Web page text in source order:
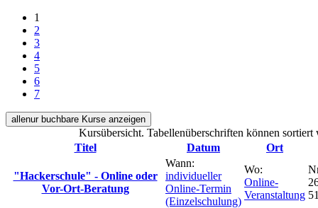
1
2
3
4
5
6
7
allenur buchbare Kurse anzeigen
Kursübersicht. Tabellenüberschriften können sortiert
Titel
Datum Ort
"Hackerschule" - Online oder
Vor-Ort-Beratung
Wann:
individueller
Online-Termin
(Einzelschulung)
Wo:
Online-
Veranstaltung